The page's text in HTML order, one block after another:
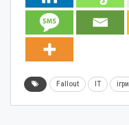
Fallout IT ігри